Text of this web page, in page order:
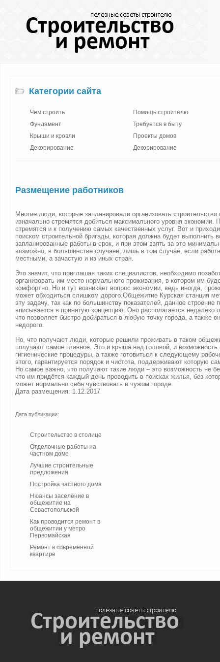
Категории сайта
Чем строить
Фундамент
Крыши и кровли
Декорирование
Помощь строителю
Требуется в быту
Проекты домов
Декорирование
Размещение работников
Многие люди, которые запланировали организовать строительство
изначально стремятся добиться максимального уровня экономии.
стремятся и к получению самых качественных услуг. Вот и
поиском строительной бригады, которая должна будет выполнить
запланированные работы в срок, и при этом взять за это
возможно, в большинстве случаев, лишь в том случае, если
местными, а зачастую и из иных стран.
Это значит, что приглашая таких специалистов, необходимо
организовать им место нормального проживания, в котором им
комфортно. Но и тут возникает вопрос экономии, ведь иногда,
может обходиться слишком дорого.Общежитие Курская станция
эту задачу, так как по большинству показателей, данное строение
вписывается в принятую концепцию. Оно располагается недалеко
что позволяет быстро добираться в любую точку города, а также
недорого.
Но, что получают люди, которые решили проживать в таком
получают самое главное. Это и крыша над головой, и возможность
гигиенические процедуры, а также готовиться к следующему
этого, гарантируется порядок и чистота, поддерживают которую
Но самое важно, что получают такие люди – это возможность не
что им придётся каждый день проводить в поисках жилья, без
может нормально себя чувствовать в чужом городе.
Дата размещения: 1.12.2017
Дата публикации:
Строительство в столице
Отделочные работы на
частном доме
Лучшие строительные
предложения
Постройка частного дома
Нюансы заселение в
общежитие на
Севастопольской
Как проводится ремонт в
общежитии у метро
Первомайская
Ремонт в современной
квартире